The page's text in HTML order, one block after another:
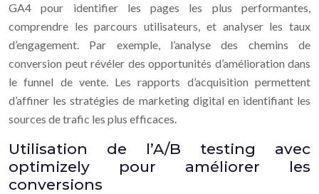
GA4 pour identifier les pages les plus performantes,
comprendre les parcours utilisateurs, et analyser les taux
d’engagement. Par exemple, l’analyse des chemins de
conversion peut révéler des opportunités d’amélioration dans
le funnel de vente. Les rapports d’acquisition permettent
d’affiner les stratégies de marketing digital en identifiant les
sources de trafic les plus efficaces.
Utilisation de l’A/B testing avec
optimizely pour améliorer les
conversions